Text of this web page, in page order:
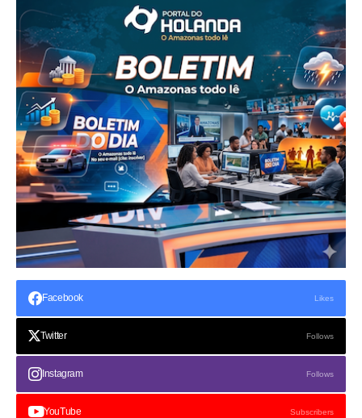
Facebook Likes
Twitter Follows
Instagram Follows
YouTube Subscribers